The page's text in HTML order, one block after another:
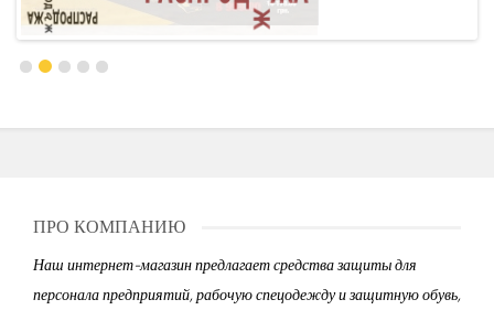
ПРО КОМПАНИЮ
Наш интернет-магазин предлагает средства защиты для
персонала предприятий, рабочую спецодежду и защитную обувь,